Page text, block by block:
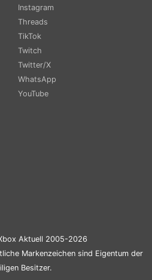
Instagram
Threads
TikTok
Twitch
Twitter/X
WhatsApp
YouTube
Aktuell 2005-2026
Markenzeichen sind Eigentum der
Besitzer.